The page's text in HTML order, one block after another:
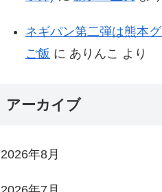
ネギパン第二弾は熊本
ご飯 に ありんこ より
アーカイブ
2026年8月